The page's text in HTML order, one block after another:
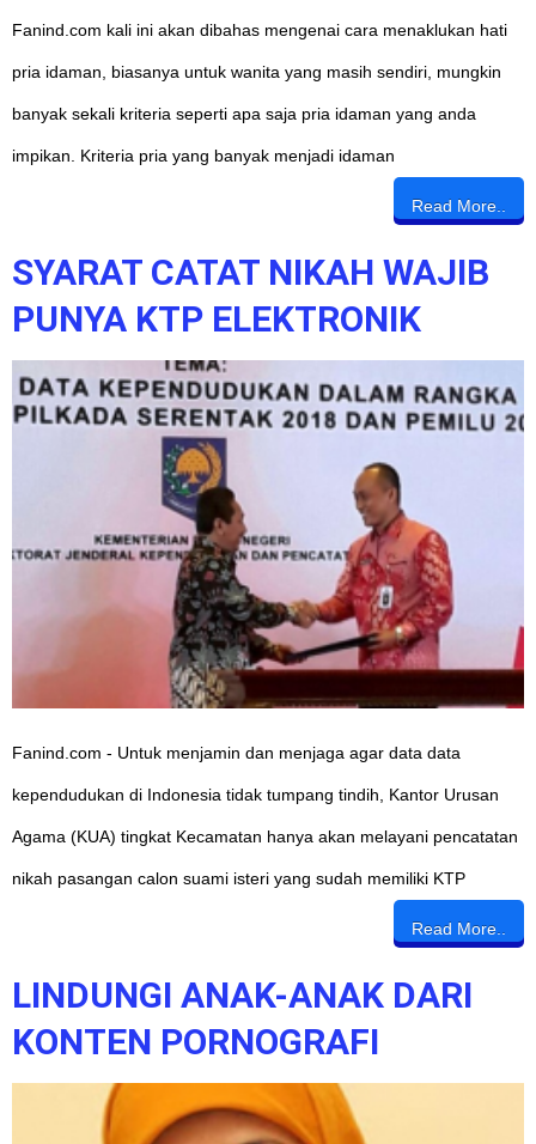
Fanind.com kali ini akan dibahas mengenai cara menaklukan hati
pria idaman, biasanya untuk wanita yang masih sendiri, mungkin
banyak sekali kriteria seperti apa saja pria idaman yang anda
impikan. Kriteria pria yang banyak menjadi idaman
Read More..
SYARAT CATAT NIKAH WAJIB
PUNYA KTP ELEKTRONIK
Fanind.com - Untuk menjamin dan menjaga agar data data
kependudukan di Indonesia tidak tumpang tindih, Kantor Urusan
Agama (KUA) tingkat Kecamatan hanya akan melayani pencatatan
nikah pasangan calon suami isteri yang sudah memiliki KTP
Read More..
LINDUNGI ANAK-ANAK DARI
KONTEN PORNOGRAFI